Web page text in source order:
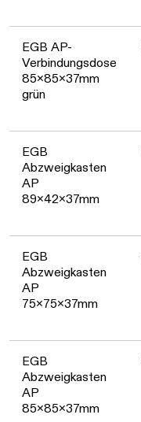
EGB AP-
Verbindungsdose
85x85x37mm
grün
EGB
Abzweigkasten
AP
89x42x37mm
EGB
Abzweigkasten
AP
75x75x37mm
EGB
Abzweigkasten
AP
85x85x37mm